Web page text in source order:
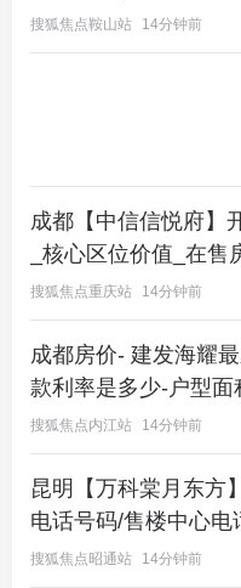
9月14日，苏州对限
籍居民无须提供社保
房政策进行了调整，
明。
场营销中心-楼盘详情
率-在售户型
搜狐焦点鞍山站 14分钟前
成都【中信信悦府】
_核心区位价值_在售
最新购房福利
搜狐焦点重庆站 14分钟前
成都房价- 建发海耀
款利率是多少-户型面
搜狐焦点内江站 14分钟前
昆明【万科棠月东方
电话号码/售楼中心电
新发布电话)
搜狐焦点昭通站 14分钟前